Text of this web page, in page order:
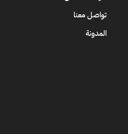
تواصل معنا
المدونة